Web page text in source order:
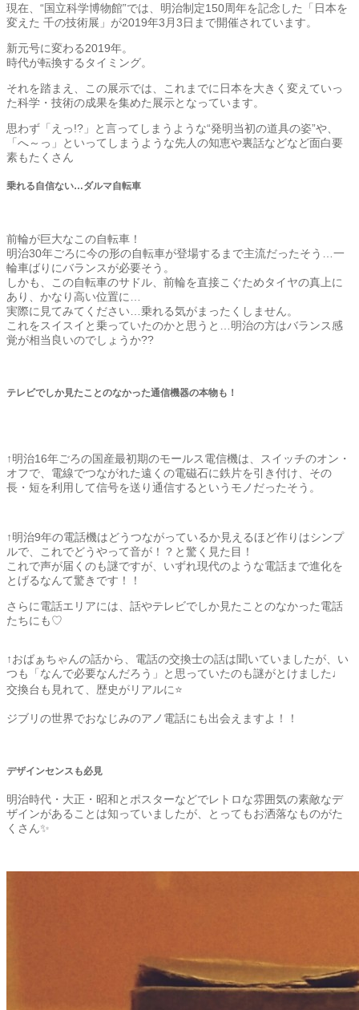
現在、“国立科学博物館”では、明治制定150周年を記念した「日本を
変えた 千の技術展」が2019年3月3日まで開催されています。
新元号に変わる2019年。
時代が転換するタイミング。
それを踏まえ、この展示では、これまでに日本を大きく変えていっ
た科学・技術の成果を集めた展示となっています。
思わず「えっ!?」と言ってしまうような“発明当初の道具の姿”や、
「へ～っ」といってしまうような先人の知恵や裏話などなど面白要
素もたくさん
乗れる自信ない…ダルマ自転車
前輪が巨大なこの自転車！
明治30年ごろに今の形の自転車が登場するまで主流だったそう…一
輪車ばりにバランスが必要そう。
しかも、この自転車のサドル、前輪を直接こぐためタイヤの真上に
あり、かなり高い位置に…
実際に見てみてください…乗れる気がまったくしません。
これをスイスイと乗っていたのかと思うと…明治の方はバランス感
覚が相当良いのでしょうか??
テレビでしか見たことのなかった通信機器の本物も！
↑明治16年ごろの国産最初期のモールス電信機は、スイッチのオン・
オフで、電線でつながれた遠くの電磁石に鉄片を引き付け、その
長・短を利用して信号を送り通信するというモノだったそう。
↑明治9年の電話機はどうつながっているか見えるほど作りはシンプ
ルで、これでどうやって音が！？と驚く見た目！
これで声が届くのも謎ですが、いずれ現代のような電話まで進化を
とげるなんて驚きです！！
さらに電話エリアには、話やテレビでしか見たことのなかった電話
たちにも♡
↑おばぁちゃんの話から、電話の交換士の話は聞いていましたが、い
つも「なんで必要なんだろう」と思っていたのも謎がとけました♩
交換台も見れて、歴史がリアルに⭐️
ジブリの世界でおなじみのアノ電話にも出会えますよ！！
デザインセンスも必見
明治時代・大正・昭和とポスターなどでレトロな雰囲気の素敵なデ
ザインがあることは知っていましたが、とってもお洒落なものがた
くさん✨